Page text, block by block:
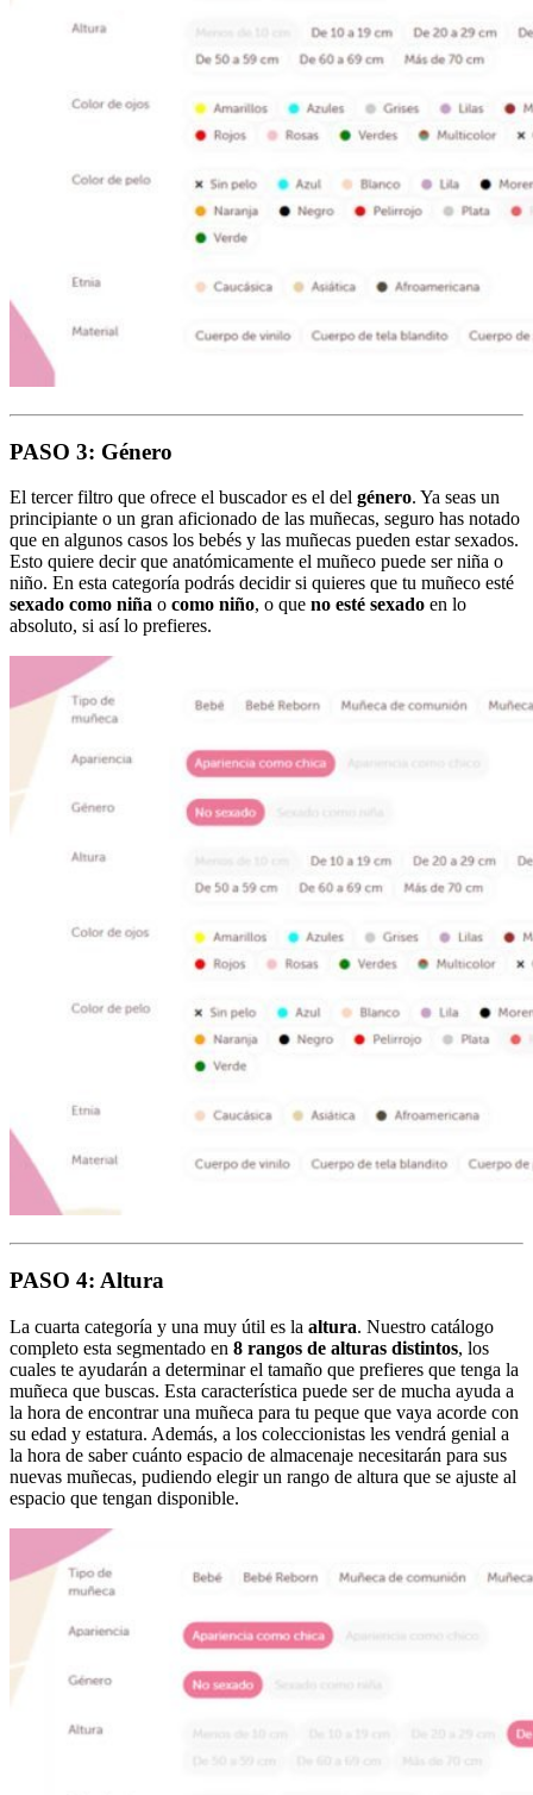
PASO 3: Género
El tercer filtro que ofrece el buscador es el del género. Ya seas un
principiante o un gran aficionado de las muñecas, seguro has notado
que en algunos casos los bebés y las muñecas pueden estar sexados.
Esto quiere decir que anatómicamente el muñeco puede ser niña o
niño. En esta categoría podrás decidir si quieres que tu muñeco esté
sexado como niña o como niño, o que no esté sexado en lo
absoluto, si así lo prefieres.
PASO 4: Altura
La cuarta categoría y una muy útil es la altura. Nuestro catálogo
completo esta segmentado en 8 rangos de alturas distintos, los
cuales te ayudarán a determinar el tamaño que prefieres que tenga la
muñeca que buscas. Esta característica puede ser de mucha ayuda a
la hora de encontrar una muñeca para tu peque que vaya acorde con
su edad y estatura. Además, a los coleccionistas les vendrá genial a
la hora de saber cuánto espacio de almacenaje necesitarán para sus
nuevas muñecas, pudiendo elegir un rango de altura que se ajuste al
espacio que tengan disponible.